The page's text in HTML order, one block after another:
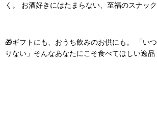
く。 お酒好きにはたまらない、至福のスナック
🎁ギフトにも、おうち飲みのお供にも。 「い
りない」そんなあなたにこそ食べてほしい逸品